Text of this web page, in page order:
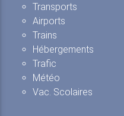
Transports
Airports
Trains
Hébergements
Trafic
Météo
Vac. Scolaires